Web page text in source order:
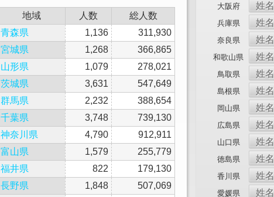
地域 人数
総人数
青森県 1,136
311,930
宮城県 1,268
366,865
山形県 1,079
278,021
茨城県 3,631
547,649
群馬県 2,232
388,654
千葉県 3,748
739,130
神奈川県 4,790
912,911
富山県 1,579
255,779
福井県 822
179,130
長野県 1,848
507,069
大阪府 姓名
兵庫県 姓名
奈良県 姓名
和歌山県 姓名
鳥取県 姓名
島根県 姓名
岡山県 姓名
広島県 姓名
山口県 姓名
徳島県 姓名
香川県 姓名
愛媛県 姓名